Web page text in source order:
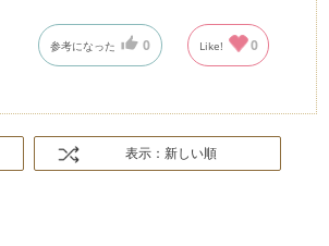
参考になった 0 Like! 0
表示：新しい順